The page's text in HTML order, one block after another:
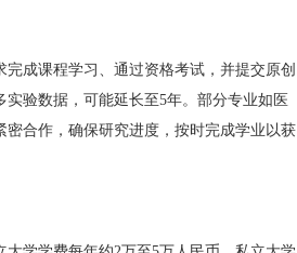
成课程学习、通过资格考试，并提交原创
验数据，可能延长至5年。部分专业如医
合作，确保研究进度，按时完成学业以获